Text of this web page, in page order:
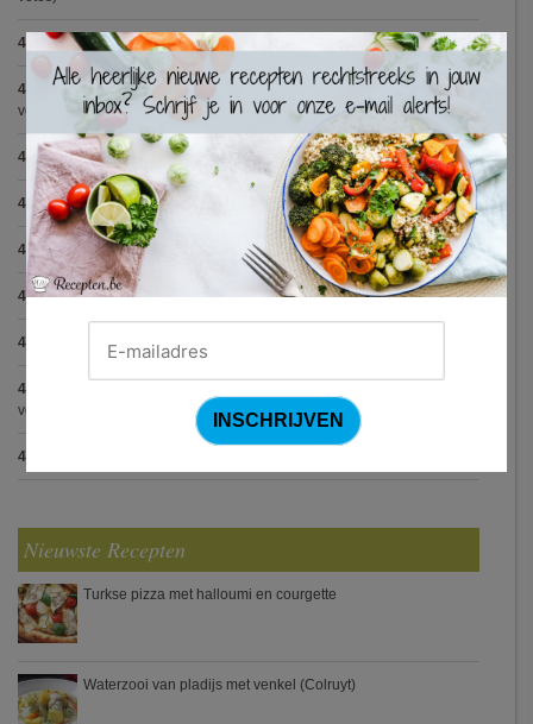
4.8 Spaghetti all'Amatriciana (Antonio Carluccio) (12 votes)
4.8 Aperitiefglaasje met gegrilde groentjes en gedroogde ham
(11
votes)
4.8:Met spinazie en mozzarella gevulde varkenshaas(10 votes)
4.8:Gegrilde pesto toastjes
4.8 : Seafood chowder
4.8:Zalmfilet op een bedje van asperges(5 votes)
4.8 Blackwellsaus (5 votes)
4.7
votes)
4.7
Nieuwste Recepten
Turkse pizza met halloumi en courgette
Waterzooi van pladijs met venkel (Colruyt)
×